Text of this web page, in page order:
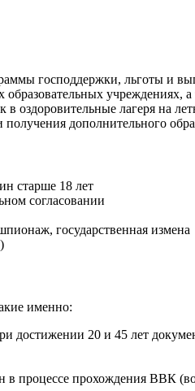
господдержки, льготы и
в оздоровительные лагеря на
дополнительного
старше 18 лет
согласовании
государственная измена
именно:
достижении 20 и 45 лет
в процессе прохождения ВВК